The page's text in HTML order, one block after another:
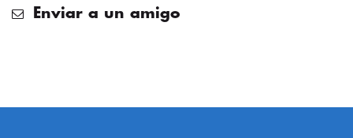
Enviar a un amigo